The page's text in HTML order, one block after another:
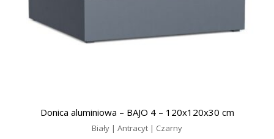
Donica aluminiowa – BAJO 4 – 120x120x30 cm
Biały | Antracyt | Czarny